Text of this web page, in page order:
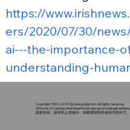
https://
ers/2020/07/30/
ai---the-importance-
understanding-
Copyright 2002-2024 @www.ysljdj.com. All rights reserved.
All forms of copying other than for private use should get
版权所有，除作私人用途外，转载需得到作者的书面许可。